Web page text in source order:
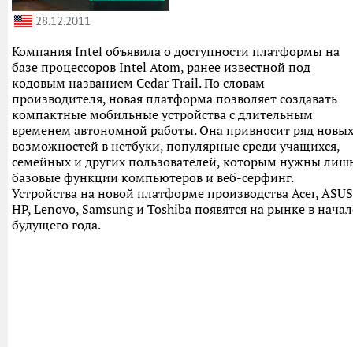
28.12.2011
Компания Intel объявила о доступности платформы на
базе процессоров Intel Atom, ранее известной под
кодовым названием Cedar Trail. По словам
производителя, новая платформа позволяет создавать
компактные мобильные устройства с длительным
временем автономной работы. Она привносит ряд новых
возможностей в нетбуки, популярные среди учащихся,
семейных и других пользователей, которым нужны
базовые функции компьютеров и веб-серфинг.
Устройства на новой платформе производства Acer,
HP, Lenovo, Samsung и Toshiba появятся на рынке в
будущего года.